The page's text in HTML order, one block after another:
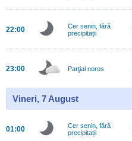
22:00
Cer senin, fără
precipitații
23:00 Parţial noros
Vineri, 7 August
01:00
Cer senin, fără
precipitații